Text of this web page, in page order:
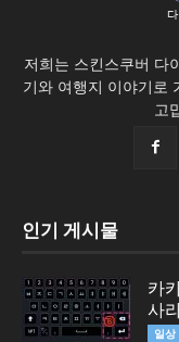
저희는 스킨스쿠버 다
기와 여행지 이야기로
고
인기 게시물
카
사
일